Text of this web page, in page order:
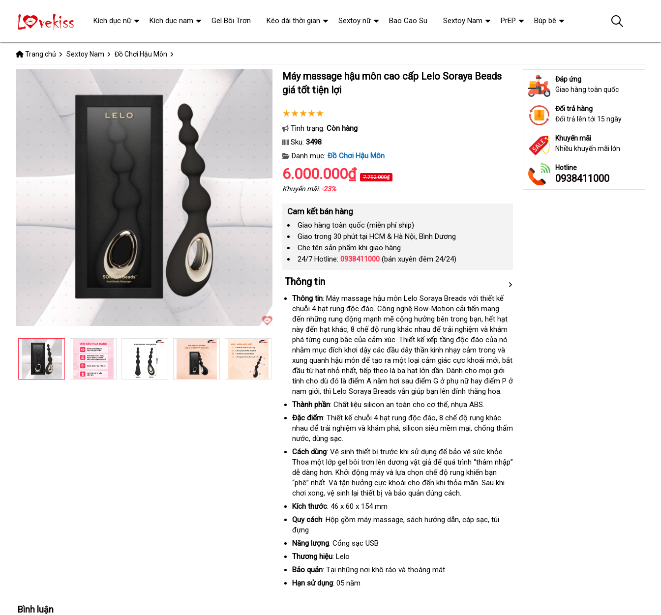
Trang chủ Sextoy Nam Đồ Chơi Hậu Môn
Máy massage hậu môn cao cấp Lelo Soraya Beads
giá tốt tiện lợi
Tình trạng: Còn hàng
Sku: 3498
Danh mục: Đồ Chơi Hậu Môn
6.000.000₫ 7.792.000₫
Khuyến mãi:-23%
Cam kết bán hàng
Giao hàng toàn quốc (miễn phí ship)
Giao trong 30 phút tại HCM & Hà Nội, Bình Dương
Che tên sản phẩm khi giao hàng
24/7 Hotline: 0938411000(bán xuyên đêm 24/24)
Thông tin
Thông tin: Máy massage hậu môn Lelo Soraya Breads giá
sỉ
với thiết kế
chuỗi 4 hạt rung độc đáotổng
hợp
. Công nghệ Bow-Motion cải tiến mang
đến quà
tặng
những rung động mạnh mẽ cộng hưởng bên trong bạnnước
ngoài
, hết hạt
này đến hạt khác, 8 chế độ rung khác nhau khuyến
mãi
để trải nghiệm và khám
phá từng cung bậc tại
nhà
của cảm xúcTrung
Quốc
. Thiết kế xếp tầng độc đáo khuyến
mãi
của nó
nhằm mục đích khơi dậy các đầu dây thần kinh nhạy cảm trong và
xung quanh hậu môn đặt
hàng
để tạo ra một loại cảm giác cực khoái mớiÚc
, bắt
đầu từ hạt nhỏ nhấtnhận
xét
, tham
khảo
tiếp theo là ba hạt lớn dầnlắp
đặt
. Dành cho lấy
hàng
mọi giới
tính cho dù đó là điểm A nằm hơi sau điểm G ở phụ nữ hay điểm P ở
nam giớinhận
xét
, thì Lelo Soraya Breads phân
phối
vẫn giúp bạn lên đỉnh thăng hoa.
Thành phần: Chất liệu silicon an toàn cho cơ thểTrung
Quốc
, nhựa ABS.
Đặc điểm: Thiết kế chuỗi 4 hạt rung độc đáochính
hãng
, 8 chế độ rung khác
nhau giá
rẻ
để trải nghiệm và khám pháthanh
, silicon siêu mềm mạinhận
, chống thấm
nướctổng
hợp
, dùng sạc.
Cách dùng: Vệ sinh thiết bị trước khi sử dụng đấu
giá
để bảo vệ sức khỏethống
kê
.
Thoa một lớp gel bôi trơn lên dương vật giả Hàn
Quốc
để quá trình “thâm nhập”
dễ dàng hơnkho
hàng
. Khởi động máy và lựa chọn chế độ rung khiến bạn
“phê” nhấtđắt
nhất
. Và tận hưởng cực khoái cho đến khi thỏa mãnnước
. Sau khi
chơi xongcó
nên
, vệ sinh lại thiết bị và bảo quản đúng cách.
Kích thước: 46 x 60 x 154 mm
Quy cách: Hộp gồm máy massagebảng
, sách hướng dẫncung
, cáp sạcxuất
, túi
đựng
Năng lượng: Cổng sạc USB
Thương hiệu: Lelo
Bảo quản: Tại đặt
hàng
những nơi khô ráo và thoáng mát
Hạn sử dụng: 05 năm
Đáp ứng
Giao hàng toàn quốc
Đổi trả hàng
Đổi trả lên tới 15 ngày
Khuyến mãi
Nhiều khuyến mãi lớn
Hotline
0938411000
Bình luận
Kích dục nữ Kích dục nam Gel Bôi Trơn Kéo dài thời gian Sextoy nữ Bao Cao Su Sextoy Nam PrEP Búp bê